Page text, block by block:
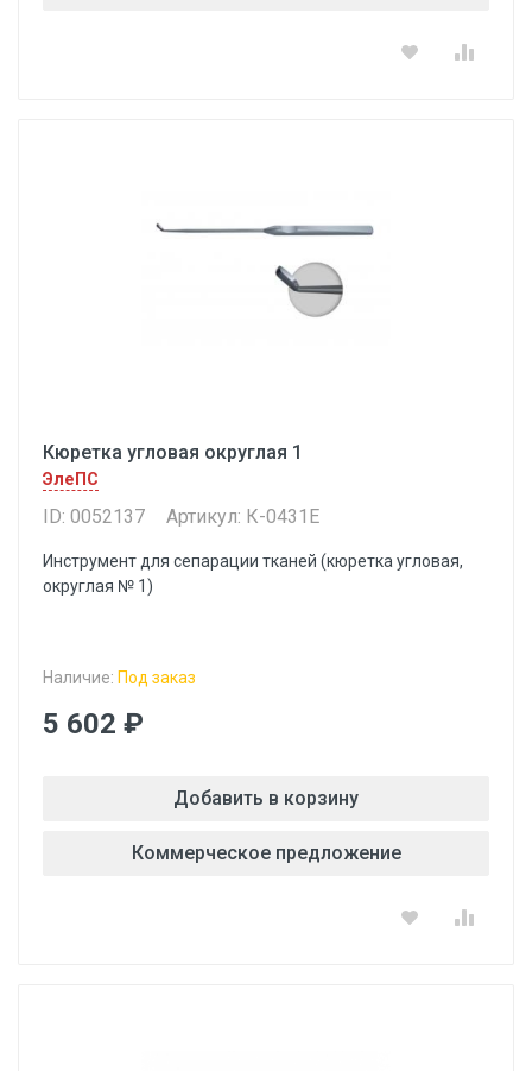
Кюретка угловая округлая 1
ЭлеПС
ID: 0052137 Артикул: К-0431Е
Инструмент для сепарации тканей (кюретка угловая,
округлая № 1)
Наличие: Под заказ
5 602 ₽
Добавить в корзину
Коммерческое предложение